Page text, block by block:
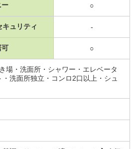
ー ○
キュリティ -
可 ○
場・洗面所・シャワー・エレベータ
洗面所独立・コンロ2口以上・シュ